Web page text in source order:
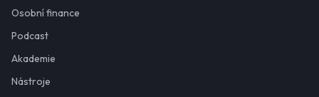
Osobní finance
Podcast
Akademie
Nástroje